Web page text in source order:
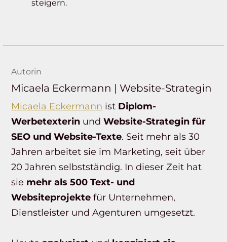
steigern.
Autorin
Micaela Eckermann | Website-Strategin
Micaela Eckermann ist Diplom-
Werbetexterin undWebsite-Strategin für
SEO und Website-Texte. Seit mehr als 30
Jahren arbeitet sie im Marketing, seit über
20 Jahren selbstständig. In dieser Zeit hat
sie mehr als 500 Text- und
Websiteprojektefür Unternehmen,
Dienstleister und Agenturen umgesetzt.